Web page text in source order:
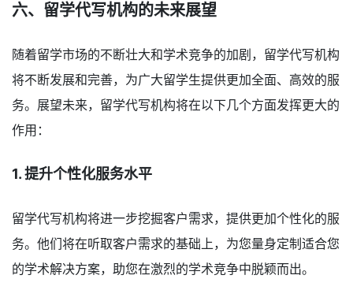
六、留学代写机构的未来展望
随着留学市场的不断壮大和学术竞争的加剧，留学代写机构
将不断发展和完善，为广大留学生提供更加全面、高效的服
务。展望未来，留学代写机构将在以下几个方面发挥更大的
作用：
1. 提升个性化服务水平
留学代写机构将进一步挖掘客户需求，提供更加个性化的服
务。他们将在听取客户需求的基础上，为您量身定制适合您
的学术解决方案，助您在激烈的学术竞争中脱颖而出。